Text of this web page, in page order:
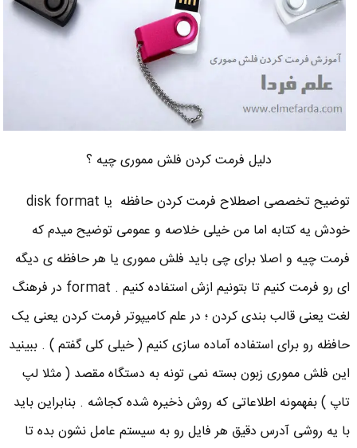
دلیل فرمت کردن فلش مموری چیه ؟
توضیح تخصصی اصطلاح فرمت کردن حافظه یا disk format
خودش یه کتابه اما من خیلی خلاصه و عمومی توضیح میدم که
فرمت چیه و اصلا برای چی باید فلش مموری یا هر حافظه ی دیگه
ای رو فرمت کنیم تا بتونیم ازش استفاده کنیم . format در فرهنگ
لغت یعنی قالب بندی کردن ؛ در علم کامیپوتر فرمت کردن یعنی یک
حافظه رو برای استفاده آماده سازی کنیم ( خیلی کلی گفتم ) . ببینید
این فلش مموری زبون بسته نمی تونه به دستگاه مقصد ( مثلا لپ
تاپ ) بفهمونه اطلاعاتی که روش ذخیره شده کجاشه . بنابراین باید
با یه روشی آدرس دقیق هر فایل رو به سیستم عامل نشون بده تا